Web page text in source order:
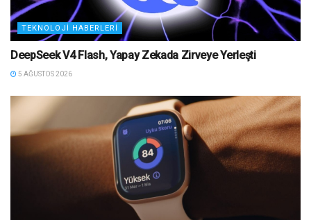
TEKNOLOJI HABERLERI
DeepSeek V4 Flash, Yapay Zekada Zirveye Yerleşti
5 AĞUSTOS 2026